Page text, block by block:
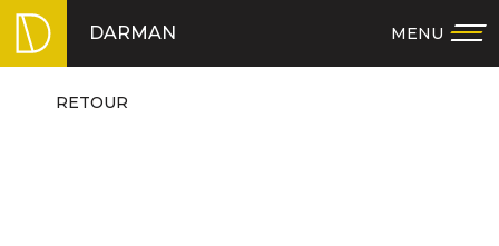
Skip
content
DARMAN MENU
RETOUR